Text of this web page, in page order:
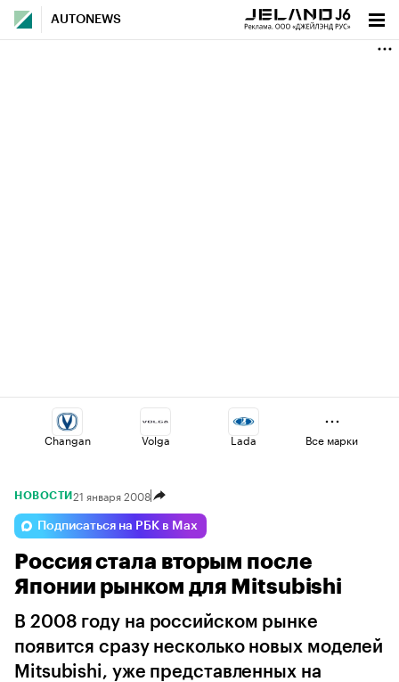
AUTONEWS
Changan Volga Lada
Esteo Voyah
Jaecoo Omoda Geely
Все марки
НОВОСТИ 21 января 2008
Подписаться на РБК в Max
Россия стала вторым после
Японии рынком для Mitsubishi
В 2008 году на российском рынке
появится сразу несколько новых моделей
Mitsubishi, уже представленных на